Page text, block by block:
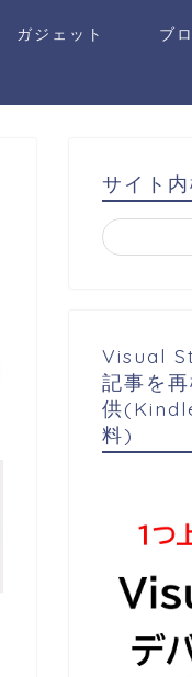
ガジェット ブ
サイト
Visual
記事を
供
料)